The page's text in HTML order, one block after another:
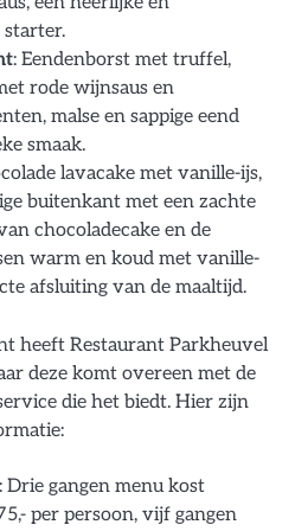
: Eendenborst met truffel,
rode wijnsaus en
malse en sappige eend
smaak.
lavacake met vanille-ijs,
buitenkant met een zachte
chocoladecake en de
warm en koud met vanille-
afsluiting van de maaltijd.
heeft Restaurant Parkheuvel
deze komt overeen met de
die het biedt. Hier zijn
: Drie gangen menu kost
per persoon, vijf gangen